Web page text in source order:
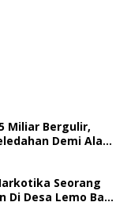
Miliar Bergulir,
Demi Alat
Seorang
Di Desa Lemo Bajo